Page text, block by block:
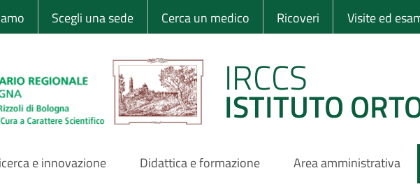
Ortopedico
Scegli una sede Cerca un medico Ricoveri Visite ed
IRCCS
ISTITUTO
e innovazione Didattica e formazione Area amministrativa